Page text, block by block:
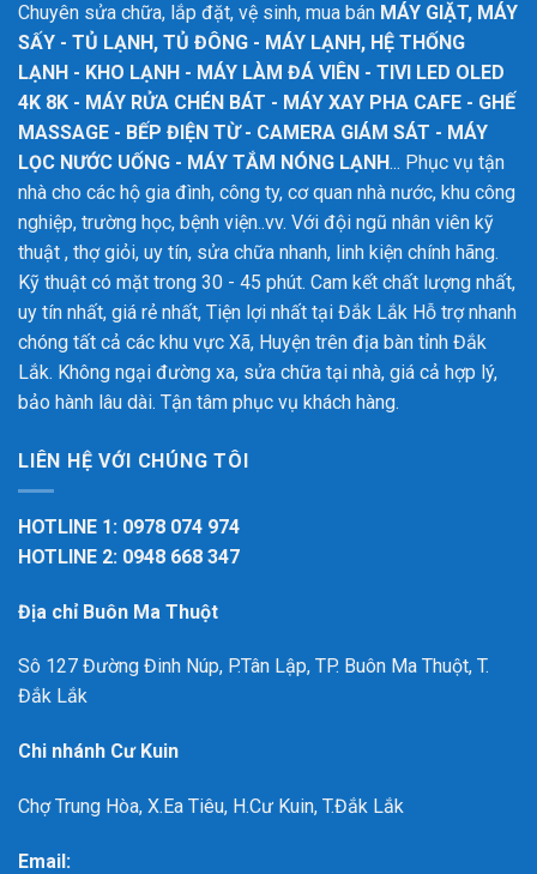
Chuyên sửa chữa, lắp đặt, vệ sinh, mua bán MÁY GIẶT, MÁY
SẤY - TỦ LẠNH, TỦ ĐÔNG - MÁY LẠNH, HỆ THỐNG
LẠNH - KHO LẠNH - MÁY LÀM ĐÁ VIÊN - TIVI LED OLED
4K 8K - MÁY RỬA CHÉN BÁT - MÁY XAY PHA CAFE - GHẾ
MASSAGE - BẾP ĐIỆN TỪ - CAMERA GIÁM SÁT - MÁY
LỌC NƯỚC UỐNG - MÁY TẮM NÓNG LẠNH... Phục vụ tận
nhà cho các hộ gia đình, công ty, cơ quan nhà nước, khu công
nghiệp, trường học, bệnh viện..vv. Với đội ngũ nhân viên kỹ
thuật , thợ giỏi, uy tín, sửa chữa nhanh, linh kiện chính hãng.
Kỹ thuật có mặt trong 30 - 45 phút. Cam kết chất lượng nhất,
uy tín nhất, giá rẻ nhất, Tiện lợi nhất tại Đắk Lắk Hỗ trợ nhanh
chóng tất cả các khu vực Xã, Huyện trên địa bàn tỉnh Đắk
Lắk. Không ngại đường xa, sửa chữa tại nhà, giá cả hợp lý,
bảo hành lâu dài. Tận tâm phục vụ khách hàng.
LIÊN HỆ VỚI CHÚNG TÔI
HOTLINE 1: 0978 074 974
HOTLINE 2: 0948 668 347
Địa chỉ Buôn Ma Thuột
Sô 127 Đường Đinh Núp, P.Tân Lập, TP. Buôn Ma Thuột, T.
Đắk Lắk
Chi nhánh Cư Kuin
Chợ Trung Hòa, X.Ea Tiêu, H.Cư Kuin, T.Đắk Lắk
Email: